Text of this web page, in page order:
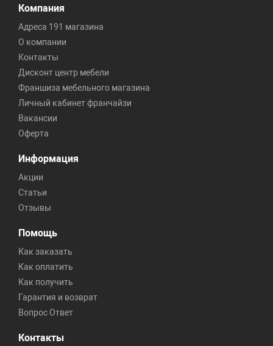
Компания
Адреса 191 магазина
О компании
Контакты
Дисконт центр мебели
Франшиза мебельного магазина
Личный кабинет франчайзи
Вакансии
Оферта
Информация
Акции
Статьи
Отзывы
Помощь
Как заказать
Как оплатить
Как получить
Гарантия и возврат
Вопрос Ответ
Контакты